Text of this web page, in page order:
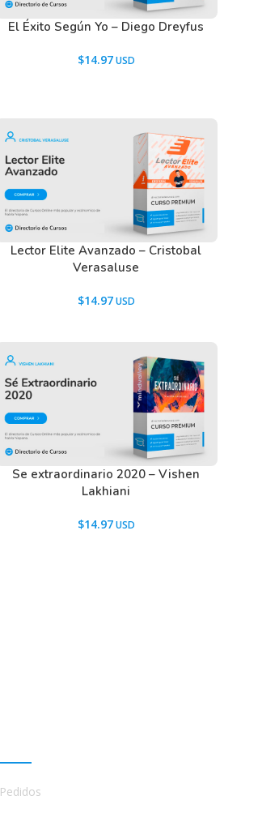
El Éxito Según Yo – Diego Dreyfus
$14.97
Lector Elite Avanzado – Cristobal
Verasaluse
$14.97
Se extraordinario 2020 – Vishen
Lakhiani
$14.97
Pedidos